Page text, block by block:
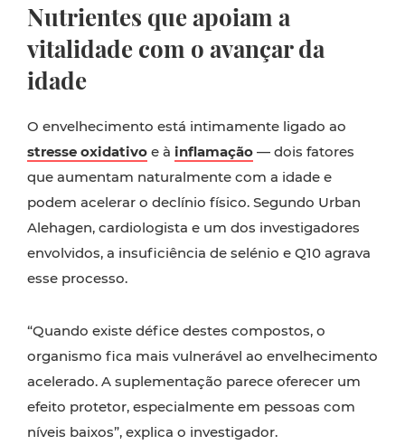
Nutrientes que apoiam a
vitalidade com o avançar da
idade
O envelhecimento está intimamente ligado ao
stresse oxidativo e à inflamação — dois fatores
que aumentam naturalmente com a idade e
podem acelerar o declínio físico. Segundo Urban
Alehagen, cardiologista e um dos investigadores
envolvidos, a insuficiência de selénio e Q10 agrava
esse processo.
“Quando existe défice destes compostos, o
organismo fica mais vulnerável ao envelhecimento
acelerado. A suplementação parece oferecer um
efeito protetor, especialmente em pessoas com
níveis baixos”, explica o investigador.